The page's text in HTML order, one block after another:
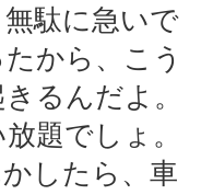
駄に急いで
から、こう
るんだよ。
題でしょ。
したら、車